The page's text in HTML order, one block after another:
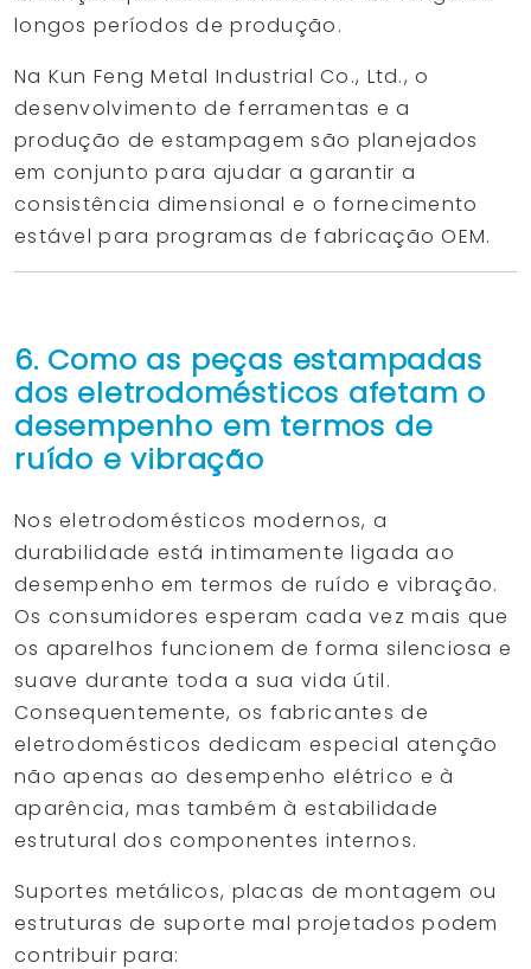
longos períodos de produção.
Na Kun Feng Metal Industrial Co., Ltd., o
desenvolvimento de ferramentas e a
produção de estampagem são planejados
em conjunto para ajudar a garantir a
consistência dimensional e o fornecimento
estável para programas de fabricação OEM.
6. Como as peças estampadas
dos eletrodomésticos afetam o
desempenho em termos de
ruído e vibração
Nos eletrodomésticos modernos, a
durabilidade está intimamente ligada ao
desempenho em termos de ruído e vibração.
Os consumidores esperam cada vez mais que
os aparelhos funcionem de forma silenciosa e
suave durante toda a sua vida útil.
Consequentemente, os fabricantes de
eletrodomésticos dedicam especial atenção
não apenas ao desempenho elétrico e à
aparência, mas também à estabilidade
estrutural dos componentes internos.
Suportes metálicos, placas de montagem ou
estruturas de suporte mal projetados podem
contribuir para: